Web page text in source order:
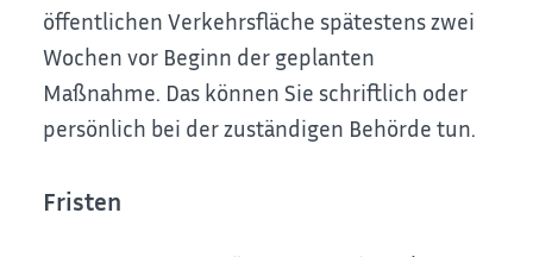
öffentlichen Verkehrsfläche spätestens zwei
Wochen vor Beginn der geplanten
Maßnahme. Das können Sie schriftlich oder
persönlich bei der zuständigen Behörde tun.
Fristen